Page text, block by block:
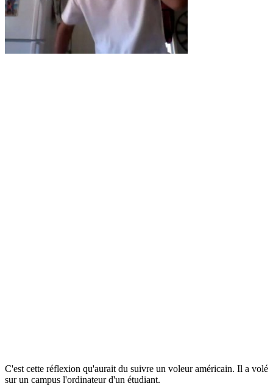
C'est cette réflexion qu'aurait du suivre un voleur américain. Il a volé
sur un campus l'ordinateur d'un étudiant.